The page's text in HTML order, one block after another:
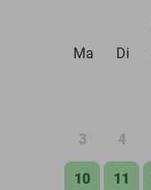
Ma
Di
3 4
10 11